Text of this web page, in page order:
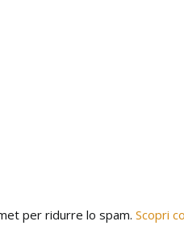
per ridurre lo spam. Scopri